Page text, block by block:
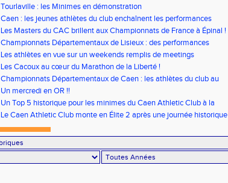
Tourlaville : les Minimes en démonstration
Caen : les jeunes athlètes du club enchaînent les performances
Les Masters du CAC brillent aux Championnats de France à Épinal !
Championnats Départementaux de Lisieux : des performances
remarquables pour nos jeunes athlètes
Les athlètes en vue sur un weekends remplis de meetings
Les Cacoux au cœur du Marathon de la Liberté !
Championnats Départementaux de Caen : les athlètes du club au
rendez-vous
Un mercredi en OR !!
Un Top 5 historique pour les minimes du Caen Athletic Club à la
Finale Nationale Equip’Athlé !
Le Caen Athletic Club monte en Élite 2 après une journée historique